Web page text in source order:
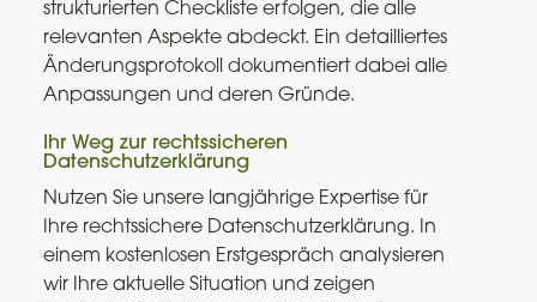
strukturierten Checkliste erfolgen, die alle
relevanten Aspekte abdeckt. Ein detailliertes
Änderungsprotokoll dokumentiert dabei alle
Anpassungen und deren Gründe.
Ihr Weg zur rechtssicheren
Datenschutzerklärung
Nutzen Sie unsere langjährige Expertise für
Ihre rechtssichere Datenschutzerklärung. In
einem kostenlosen Erstgespräch analysieren
wir Ihre aktuelle Situation und zeigen